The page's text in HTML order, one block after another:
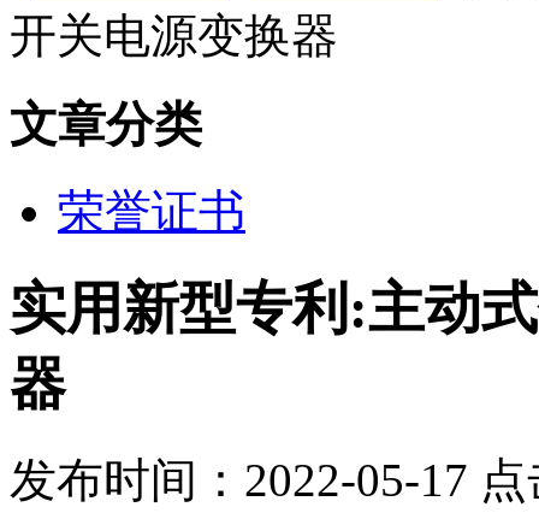
开关电源变换器
文章分类
荣誉证书
实用新型专利:主动
器
发布时间：2022-05-17